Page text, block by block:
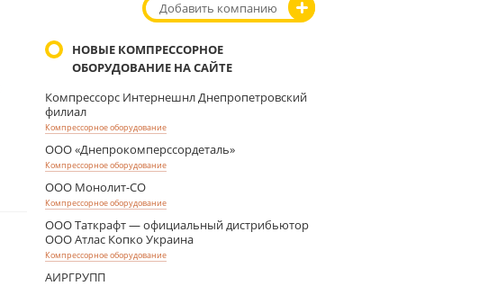
Добавить компанию
НОВЫЕ КОМПРЕССОРНОЕ
ОБОРУДОВАНИЕ НА САЙТЕ
Компрессорс Интернешнл Днепропетровский
филиал
Компрессорное оборудование
ООО «Днепрокомперссордеталь»
Компрессорное оборудование
ООО Монолит-СО
Компрессорное оборудование
ООО Таткрафт — официальный дистрибьютор
ООО Атлас Копко Украина
Компрессорное оборудование
АИРГРУПП